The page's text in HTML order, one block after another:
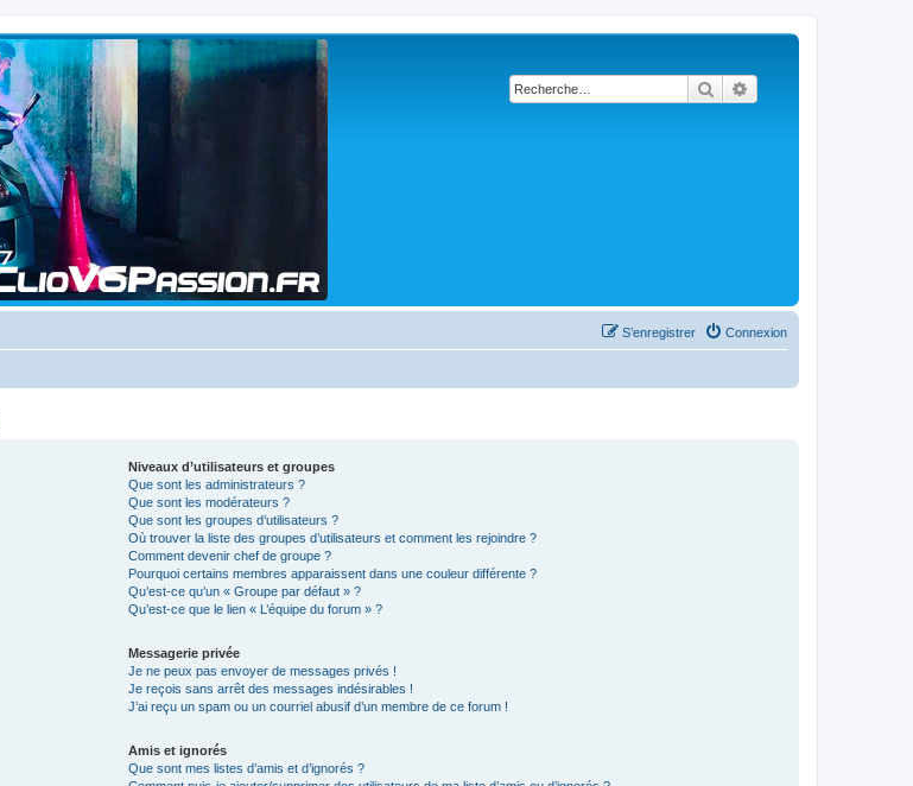
Rechercher
Connexion
S’enregistrer
Niveaux d’utilisateurs et groupes
Que sont les administrateurs ?
Que sont les modérateurs ?
Que sont les groupes d’utilisateurs ?
Où trouver la liste des groupes d’utilisateurs et comment les rejoindre ?
Comment devenir chef de groupe ?
Pourquoi certains membres apparaissent dans une couleur différente ?
Qu’est-ce qu’un « Groupe par défaut » ?
Qu’est-ce que le lien « L’équipe du forum » ?
Messagerie privée
Je ne peux pas envoyer de messages privés !
Je reçois sans arrêt des messages indésirables !
J’ai reçu un spam ou un courriel abusif d’un membre de ce forum !
Amis et ignorés
Que sont mes listes d’amis et d’ignorés ?